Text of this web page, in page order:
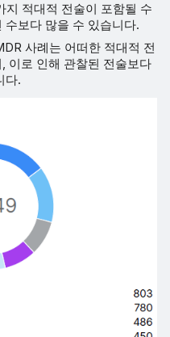
적대적 전술이 포함될 수
보다 많을 수 있습니다.
사례는 어떠한 적대적 전
이로 인해 관찰된 전술보다
다.